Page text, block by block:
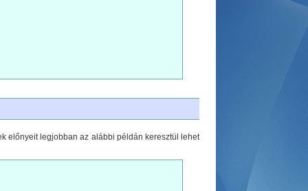
előnyeit legjobban az alábbi példán keresztül lehet